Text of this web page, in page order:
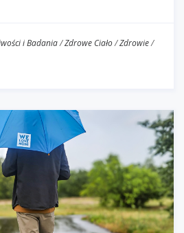
i Badania/Zdrowe Ciało/Zdrowie/